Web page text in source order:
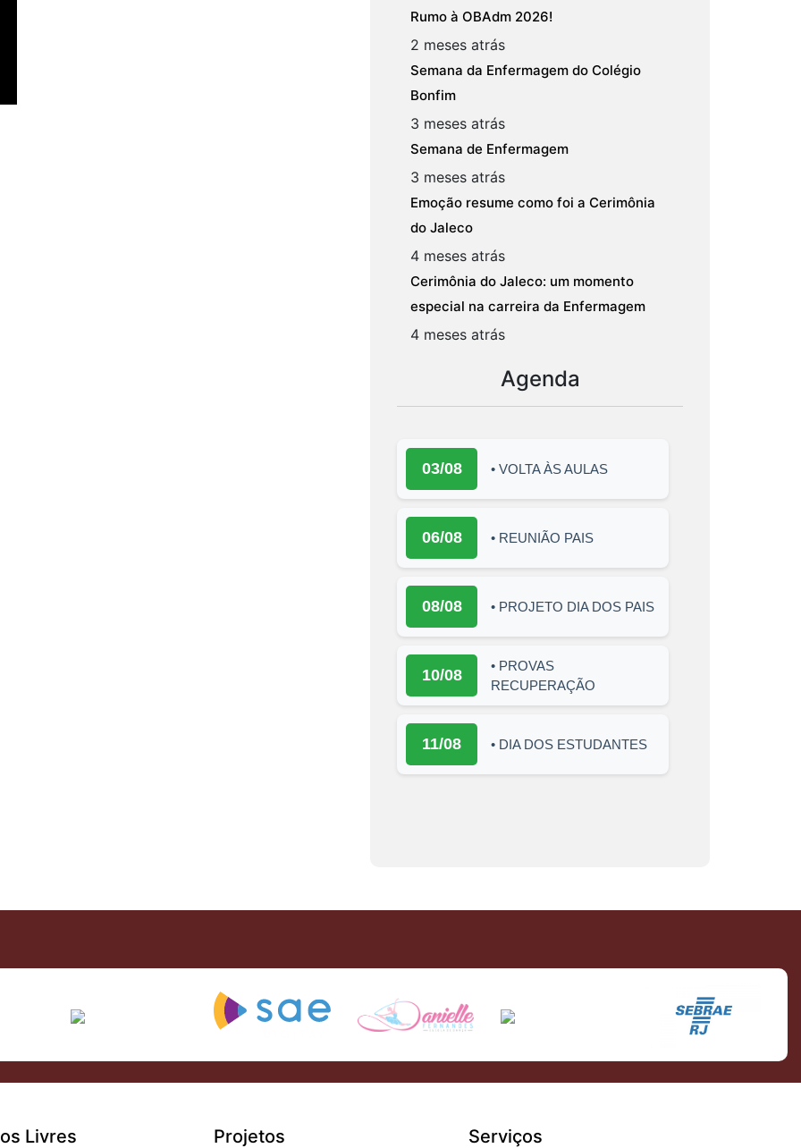
Rumo à OBAdm 2026!
2 meses atrás
Semana da Enfermagem do Colégio
Bonfim
3 meses atrás
Semana de Enfermagem
3 meses atrás
Emoção resume como foi a Cerimônia
do Jaleco
4 meses atrás
Cerimônia do Jaleco: um momento
especial na carreira da Enfermagem
4 meses atrás
Agenda
03/08 • VOLTA ÀS AULAS
06/08 • REUNIÃO PAIS
08/08 • PROJETO DIA DOS PAIS
10/08
• PROVAS
RECUPERAÇÃO
11/08 • DIA DOS ESTUDANTES
Livres Projetos Serviços